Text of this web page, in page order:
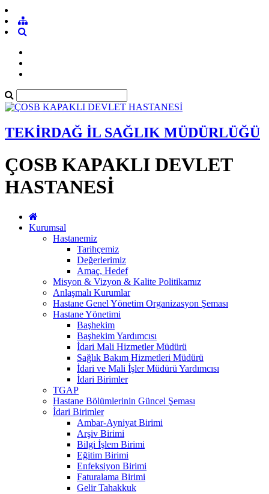
TEKİRDAĞ İL SAĞLIK MÜDÜRLÜĞÜ
ÇOSB KAPAKLI DEVLET
HASTANESİ
Kurumsal
Hastanemiz
Tarihçemiz
Değerlerimiz
Amaç, Hedef
Misyon & Vizyon & Kalite Politikamız
Anlaşmalı Kurumlar
Hastane Genel Yönetim Organizasyon Şeması
Hastane Yönetimi
Başhekim
Başhekim Yardımcısı
İdari Mali Hizmetler Müdürü
Sağlık Bakım Hizmetleri Müdürü
İdari ve Mali İşler Müdürü Yardımcısı
İdari Birimler
TGAP
Hastane Bölümlerinin Güncel Şeması
İdari Birimler
Ambar-Ayniyat Birimi
Arşiv Birimi
Bilgi İşlem Birimi
Eğitim Birimi
Enfeksiyon Birimi
Faturalama Birimi
Gelir Tahakkuk